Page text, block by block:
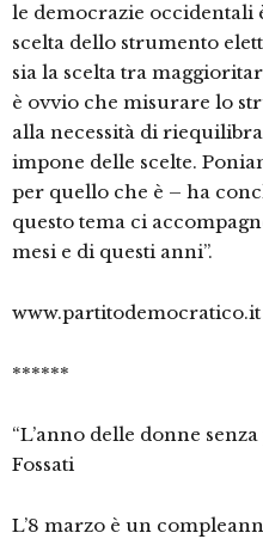
le democrazie
scelta dello strumento
sia la scelta tra
è ovvio che misurare lo
alla necessità di
impone delle scelte.
per quello che è – ha
questo tema ci
mesi e di questi anni”.
www.partitodemocratico.it
******
“L’anno delle donne
Fossati
L’8 marzo è un